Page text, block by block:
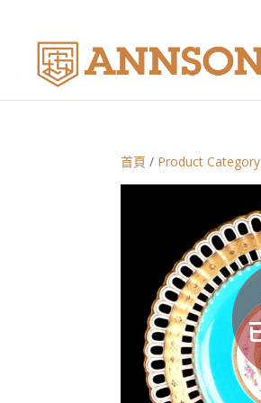
首頁 / Product Category